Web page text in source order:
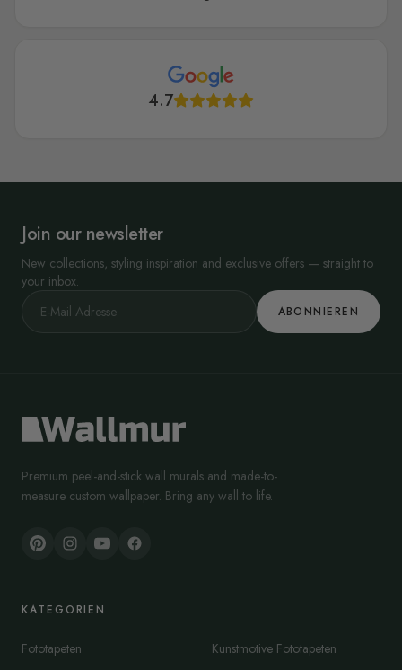
4.7
Join our newsletter
New collections, styling inspiration and exclusive offers — straight to
your inbox.
ABONNIEREN
Premium peel-and-stick wall murals and made-to-
measure custom wallpaper. Bring any wall to life.
KATEGORIEN
Fototapeten
Kunstmotive Fototapeten